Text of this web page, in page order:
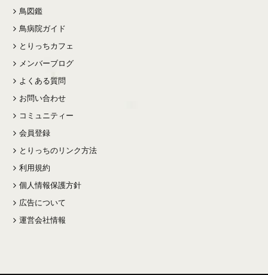
鳥図鑑
鳥病院ガイド
とりっちカフェ
メンバーブログ
よくある質問
お問い合わせ
コミュニティー
会員登録
とりっちのリンク方法
利用規約
個人情報保護方針
広告について
運営会社情報